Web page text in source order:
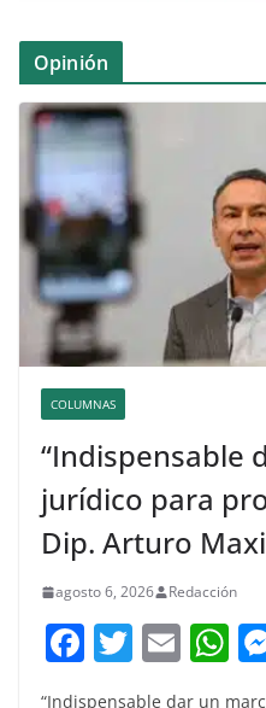
Opinión
COLUMNAS
“Indispensable
jurídico para
Dip. Arturo
agosto 6, 2026 Redacción
F T
w
E W
“Indispensable dar un